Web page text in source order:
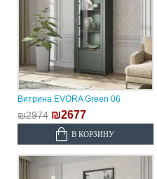
Витрина EVORA Green 06
₪2974 ₪2677
В КОРЗИНУ